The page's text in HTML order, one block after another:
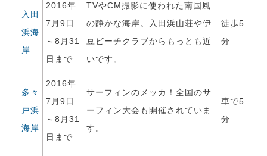
入田
浜海
岸
2016年
7月9日
～8月31
日まで
TVやCM撮影に使われた南国風
の静かな海岸。入田浜山荘や伊
豆ビーチクラブからもっとも近
いです。
徒歩5
分
多々
戸浜
海岸
2016年
7月9日
～8月31
日まで
サーフィンのメッカ！全国のサ
ーフィン大会も開催されていま
す。
車で5
分